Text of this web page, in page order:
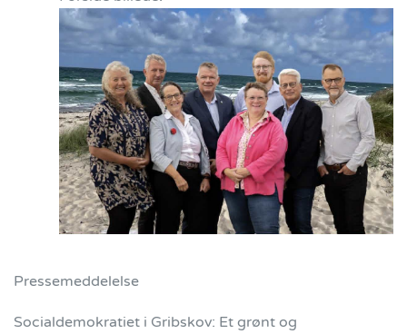
Pressemeddelelse
Socialdemokratiet i Gribskov: Et grønt og